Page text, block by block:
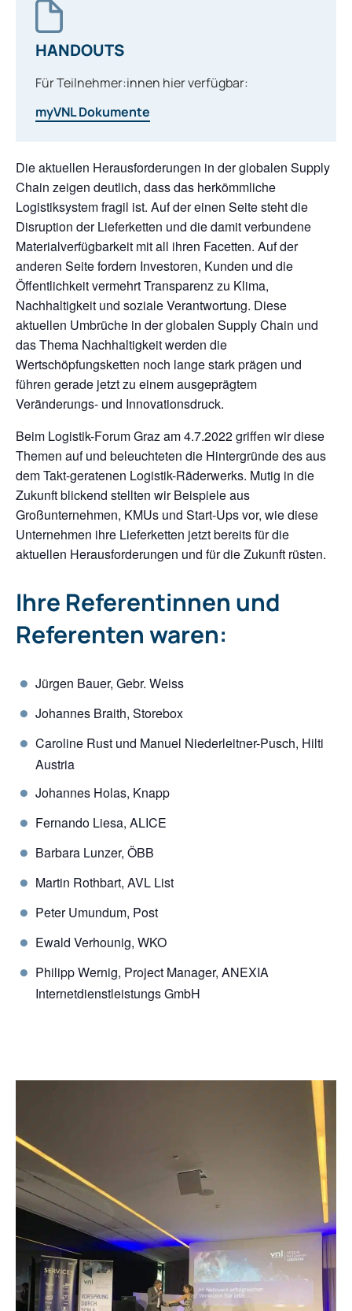
HANDOUTS
Für Teilnehmer:innen hier verfügbar:
myVNL Dokumente
Die aktuellen Herausforderungen in der globalen Supply
Chain zeigen deutlich, dass das herkömmliche
Logistiksystem fragil ist. Auf der einen Seite steht die
Disruption der Lieferketten und die damit verbundene
Materialverfügbarkeit mit all ihren Facetten. Auf der
anderen Seite fordern Investoren, Kunden und die
Öffentlichkeit vermehrt Transparenz zu Klima,
Nachhaltigkeit und soziale Verantwortung. Diese
aktuellen Umbrüche in der globalen Supply Chain und
das Thema Nachhaltigkeit werden die
Wertschöpfungsketten noch lange stark prägen und
führen gerade jetzt zu einem ausgeprägtem
Veränderungs- und Innovationsdruck.
Beim Logistik-Forum Graz am 4.7.2022 griffen wir diese
Themen auf und beleuchteten die Hintergründe des aus
dem Takt-geratenen Logistik-Räderwerks. Mutig in die
Zukunft blickend stellten wir Beispiele aus
Großunternehmen, KMUs und Start-Ups vor, wie diese
Unternehmen ihre Lieferketten jetzt bereits für die
aktuellen Herausforderungen und für die Zukunft rüsten.
Ihre Referentinnen und
Referenten waren:
Jürgen Bauer, Gebr. Weiss
Johannes Braith, Storebox
Caroline Rust und Manuel Niederleitner-Pusch, Hilti
Austria
Johannes Holas, Knapp
Fernando Liesa, ALICE
Barbara Lunzer, ÖBB
Martin Rothbart, AVL List
Peter Umundum, Post
Ewald Verhounig, WKO
Philipp Wernig, Project Manager, ANEXIA
Internetdienstleistungs GmbH